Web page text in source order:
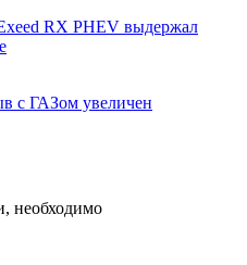
RX PHEV выдержал
с ГАЗом увеличен
необходимо